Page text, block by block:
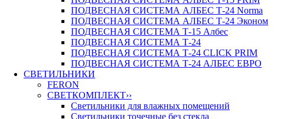
ПОДВЕСНАЯ СИСТЕМА АЛБЕС Т-24 Norma
ПОДВЕСНАЯ СИСТЕМА АЛБЕС Т-24 Эконом
ПОДВЕСНАЯ СИСТЕМА Т-15 Албес
ПОДВЕСНАЯ СИСТЕМА Т-24
ПОДВЕСНАЯ СИСТЕМА Т-24 CLICK PRIM
ПОДВЕСНАЯ СИСТЕМА Т-24 АЛБЕС ЕВРО
СВЕТИЛЬНИКИ
FERON
СВЕТКОМПЛЕКТ››
Светильники для влажных помещений
Светильники точечные без стекла